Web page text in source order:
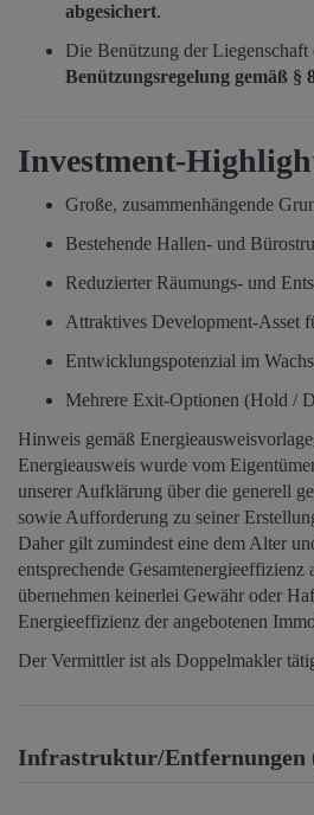
abgesichert.
Die Benützung der
Benützungsregelung gemäß §
Investment-
Große, zusammenhängende
Bestehende Hallen- und
Reduzierter Räumungs- und
Attraktives Development-Asset
Entwicklungspotenzial im
Mehrere Exit-Optionen (Hold /
Hinweis gemäß
Energieausweis wurde vom
unserer Aufklärung über die generell
sowie Aufforderung zu seiner
Daher gilt zumindest eine dem Alter
entsprechende Gesamtenergieeffizienz
übernehmen keinerlei Gewähr oder
Energieeffizienz der angebotenen
Der Vermittler ist als Doppelmakler
Infrastruktur/Entfernungen